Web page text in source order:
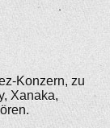
Konzern, zu
Xanaka,